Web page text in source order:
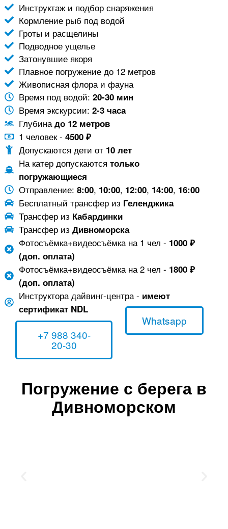
Инструктаж и подбор снаряжения
Кормление рыб под водой
Гроты и расщелины
Подводное ущелье
Затонувшие якоря
Плавное погружение до 12 метров
Живописная флора и фауна
Время под водой: 20-30 мин
Время экскурсии: 2-3 часа
Глубина до 12 метров
1 человек - 4500 ₽
Допускаются дети от 10 лет
На катер допускаются только
погружающиеся
Отправление: 8:00, 10:00, 12:00, 14:00, 16:00
Бесплатный трансфер из Геленджика
Трансфер из Кабардинки
Трансфер из Дивноморска
Фотосъёмка+видеосъёмка на 1 чел - 1000 ₽
(доп. оплата)
Фотосъёмка+видеосъёмка на 2 чел - 1800 ₽
(доп. оплата)
Инструктора дайвинг-центра - имеют
сертификат NDL
+7 988 340-
20-30
Whatsapp
Погружение с берега в
Дивноморском